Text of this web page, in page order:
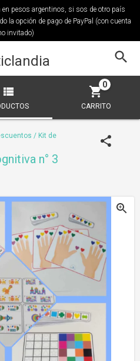
pesos argentinos, si sos de otro país
la opción de pago de PayPal (con cuenta
invitado)
CARRITO
0
/ Kit de
n° 3